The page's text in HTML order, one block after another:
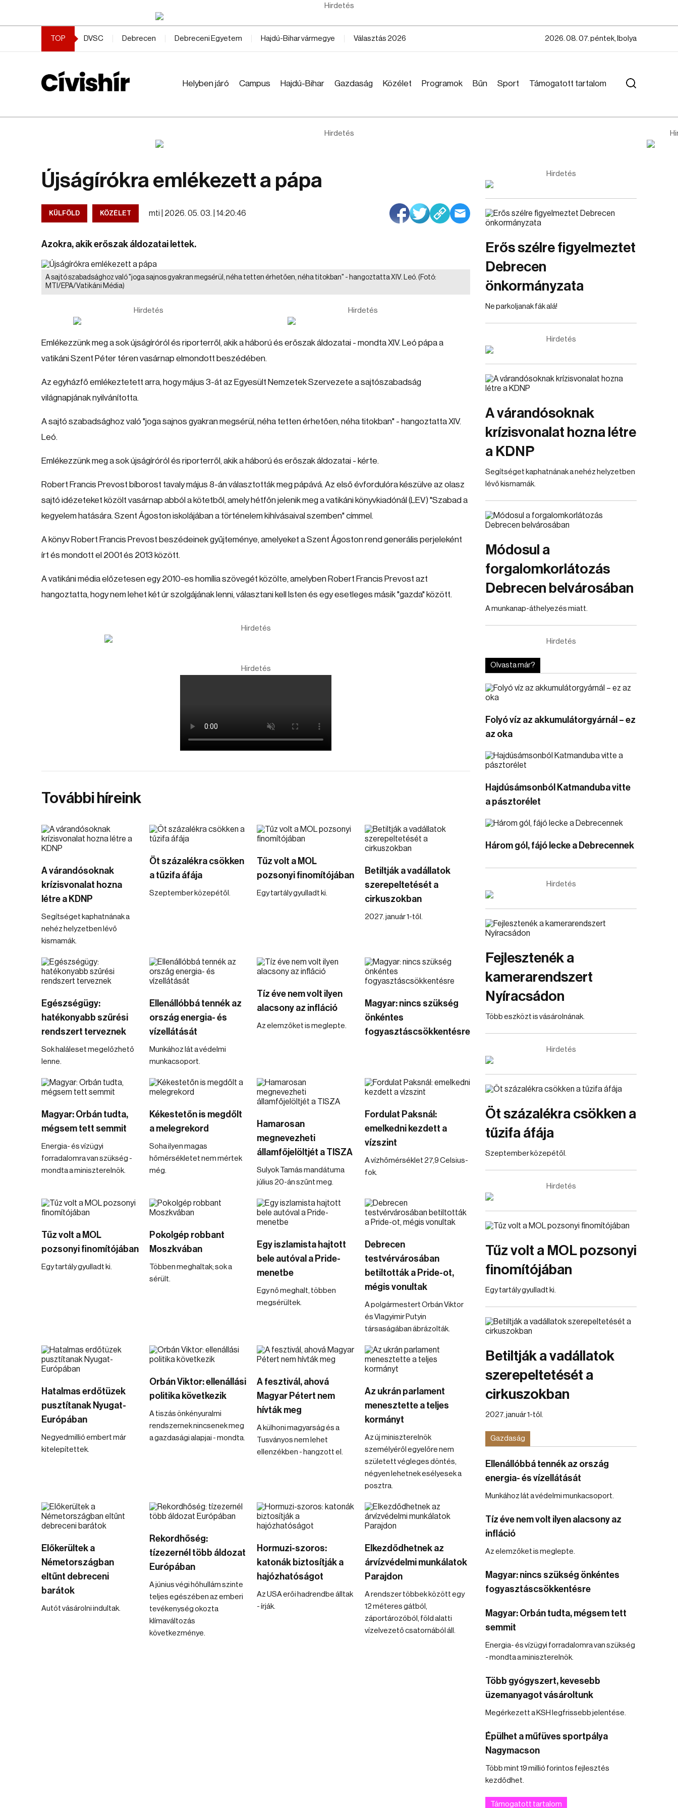
Hirdetés
TOP DVSC Debrecen Debreceni Egyetem Hajdú-Bihar vármegye Választás 2026 2026. 08. 07. péntek, Ibolya
Helyben járó Campus Hajdú-Bihar Gazdaság Közélet Programok Bűn Sport Támogatott tartalom
Hirdetés
Újságírókra emlékezett a pápa
KÜLFÖLD KÖZÉLET mti | 2026. 05. 03. | 14:20:46
Azokra, akik erőszak áldozatai lettek.
A sajtó szabadsághoz való "joga sajnos gyakran megsérül, néha tetten érhetően, néha titokban" - hangoztatta XIV. Leó. (Fotó:
MTI/EPA/Vatikáni Média)
Hirdetés Hirdetés
Emlékezzünk meg a sok újságíróról és riporterről, akik a háború és erőszak áldozatai - mondta XIV. Leó pápa a
vatikáni Szent Péter téren vasárnap elmondott beszédében.
Az egyházfő emlékeztetett arra, hogy május 3-át az Egyesült Nemzetek Szervezete a sajtószabadság
világnapjának nyilvánította.
A sajtó szabadsághoz való "joga sajnos gyakran megsérül, néha tetten érhetően, néha titokban" - hangoztatta XIV.
Leó.
Emlékezzünk meg a sok újságíróról és riporterről, akik a háború és erőszak áldozatai - kérte.
Robert Francis Prevost bíborost tavaly május 8-án választották meg pápává. Az első évfordulóra készülve az olasz
sajtó idézeteket közölt vasárnap abból a kötetből, amely hétfőn jelenik meg a vatikáni könyvkiadónál (LEV) "Szabad a
kegyelem hatására. Szent Ágoston iskolájában a történelem kihívásaival szemben" címmel.
A könyv Robert Francis Prevost beszédeinek gyűjteménye, amelyeket a Szent Ágoston rend generális perjeleként
írt és mondott el 2001 és 2013 között.
A vatikáni média előzetesen egy 2010-es homília szövegét közölte, amelyben Robert Francis Prevost azt
hangoztatta, hogy nem lehet két úr szolgájának lenni, választani kell Isten és egy esetleges másik "gazda" között.
Hirdetés
Hirdetés
További híreink
A várandósoknak
krízisvonalat hozna
létre a KDNP
Segítséget kaphatnának a
nehéz helyzetben lévő
kismamák.
Öt százalékra csökken
a tűzifa áfája
Szeptember közepétől.
Tűz volt a MOL
pozsonyi finomítójában
Egy tartály gyulladt ki.
Betiltják a vadállatok
szerepeltetését a
cirkuszokban
2027. január 1-től.
Egészségügy:
hatékonyabb szűrési
rendszert terveznek
Sok haláleset megelőzhető
lenne.
Ellenállóbbá tennék az
ország energia- és
vízellátását
Munkához lát a védelmi
munkacsoport.
Tíz éve nem volt ilyen
alacsony az infláció
Az elemzőket is meglepte.
Magyar: nincs szükség
önkéntes
fogyasztáscsökkentésre
Magyar: Orbán tudta,
mégsem tett semmit
Energia- és vízügyi
forradalomra van szükség -
mondta a miniszterelnök.
Kékestetőn is megdőlt
a melegrekord
Soha ilyen magas
hőmérsékletet nem mértek
még.
Hamarosan
megnevezheti
államfőjelöltjét a TISZA
Sulyok Tamás mandátuma
július 20-án szűnt meg.
Fordulat Paksnál:
emelkedni kezdett a
vízszint
A vízhőmérséklet 27,9 Celsius-
fok.
Tűz volt a MOL
pozsonyi finomítójában
Egy tartály gyulladt ki.
Pokolgép robbant
Moszkvában
Többen meghaltak; sok a
sérült.
Egy iszlamista hajtott
bele autóval a Pride-
menetbe
Egy nő meghalt, többen
megsérültek.
Debrecen
testvérvárosában
betiltották a Pride-ot,
mégis vonultak
A polgármestert Orbán Viktor
és Vlagyimir Putyin
társaságában ábrázolták.
Hatalmas erdőtüzek
pusztítanak Nyugat-
Európában
Negyedmillió embert már
kitelepítettek.
Orbán Viktor: ellenállási
politika következik
A tiszás önkényuralmi
rendszernek nincsenek meg
a gazdasági alapjai - mondta.
A fesztivál, ahová
Magyar Pétert nem
hívták meg
A külhoni magyarság és a
Tusványos nem lehet
ellenzékben - hangzott el.
Az ukrán parlament
menesztette a teljes
kormányt
Az új miniszterelnök
személyéről egyelőre nem
született végleges döntés,
négyen lehetnek esélyesek a
posztra.
Előkerültek a
Németországban
eltűnt debreceni
barátok
Autót vásárolni indultak.
Rekordhőség:
tízezernél több áldozat
Európában
A június végi hőhullám szinte
teljes egészében az emberi
tevékenység okozta
klímaváltozás
következménye.
Hormuzi-szoros:
katonák biztosítják a
hajózhatóságot
Az USA erői hadrendbe álltak
- írják.
Elkezdődhetnek az
árvízvédelmi munkálatok
Parajdon
A rendszer többek között egy
12 méteres gátból,
záportározóból, föld alatti
vízelvezető csatornából áll.
Hirdetés
Erős szélre figyelmeztet
Debrecen
önkormányzata
Ne parkoljanak fák alá!
Hirdetés
A várandósoknak
krízisvonalat hozna létre
a KDNP
Segítséget kaphatnának a nehéz helyzetben
lévő kismamák.
Módosul a
forgalomkorlátozás
Debrecen belvárosában
A munkanap-áthelyezés miatt.
Hirdetés
Olvasta már?
Folyó víz az akkumulátorgyárnál – ez
az oka
Hajdúsámsonból Katmanduba vitte
a pásztorélet
Három gól, fájó lecke a Debrecennek
Hirdetés
Fejlesztenék a
kamerarendszert
Nyíracsádon
Több eszközt is vásárolnának.
Hirdetés
Öt százalékra csökken a
tűzifa áfája
Szeptember közepétől.
Hirdetés
Tűz volt a MOL pozsonyi
finomítójában
Egy tartály gyulladt ki.
Betiltják a vadállatok
szerepeltetését a
cirkuszokban
2027. január 1-től.
Gazdaság
Ellenállóbbá tennék az ország
energia- és vízellátását
Munkához lát a védelmi munkacsoport.
Tíz éve nem volt ilyen alacsony az
infláció
Az elemzőket is meglepte.
Magyar: nincs szükség önkéntes
fogyasztáscsökkentésre
Magyar: Orbán tudta, mégsem tett
semmit
Energia- és vízügyi forradalomra van szükség
- mondta a miniszterelnök.
Több gyógyszert, kevesebb
üzemanyagot vásároltunk
Megérkezett a KSH legfrissebb jelentése.
Épülhet a műfüves sportpálya
Nagymacson
Több mint 19 millió forintos fejlesztés
kezdődhet.
Támogatott tartalom